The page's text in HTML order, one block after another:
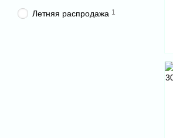
Летняя распродажа 1